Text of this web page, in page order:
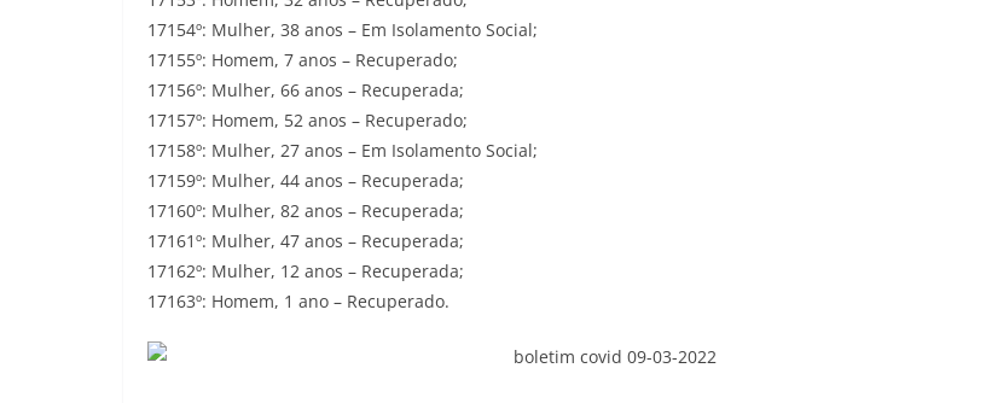
17154º: Mulher, 38 anos – Em Isolamento Social;
17155º: Homem, 7 anos – Recuperado;
17156º: Mulher, 66 anos – Recuperada;
17157º: Homem, 52 anos – Recuperado;
17158º: Mulher, 27 anos – Em Isolamento Social;
17159º: Mulher, 44 anos – Recuperada;
17160º: Mulher, 82 anos – Recuperada;
17161º: Mulher, 47 anos – Recuperada;
17162º: Mulher, 12 anos – Recuperada;
17163º: Homem, 1 ano – Recuperado.